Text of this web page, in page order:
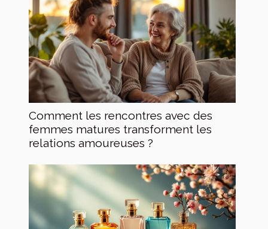
Comment les rencontres avec des
femmes matures transforment les
relations amoureuses ?